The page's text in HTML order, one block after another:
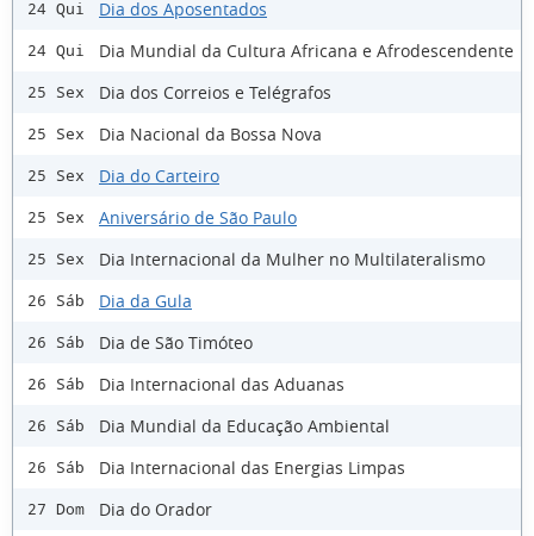
24 Qui Dia dos Aposentados
24 Qui Dia Mundial da Cultura Africana e Afrodescendente
25 Sex Dia dos Correios e Telégrafos
25 Sex Dia Nacional da Bossa Nova
25 Sex Dia do Carteiro
25 Sex Aniversário de São Paulo
25 Sex Dia Internacional da Mulher no Multilateralismo
26 Sáb Dia da Gula
26 Sáb Dia de São Timóteo
26 Sáb Dia Internacional das Aduanas
26 Sáb Dia Mundial da Educação Ambiental
26 Sáb Dia Internacional das Energias Limpas
27 Dom Dia do Orador